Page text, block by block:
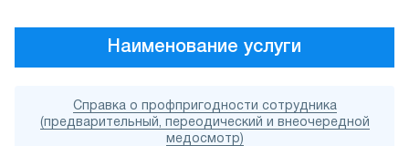
Наименование услуги
Справка о профпригодности сотрудника
(предварительный, переодический и внеочередной
медосмотр)